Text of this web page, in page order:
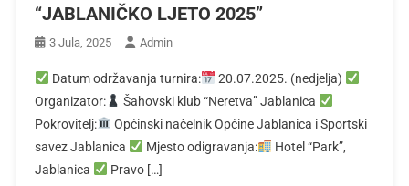
“JABLANIČKO LJETO 2025”
3 Jula, 2025 Admin
Datum održavanja turnira:
20.07.2025. (nedjelja)
Organizator:
Šahovski klub “Neretva” Jablanica
Pokrovitelj:
Općinski načelnik Općine Jablanica i Sportski
savez Jablanica
Mjesto odigravanja:
Hotel “Park”,
Jablanica
Pravo […]